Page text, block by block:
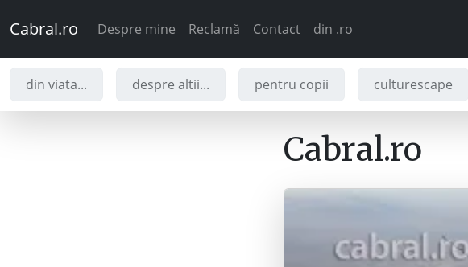
Cabral.ro Despre mine Reclamă Contact din .ro
din viata... despre altii... pentru copii culturescape
Cabral.ro